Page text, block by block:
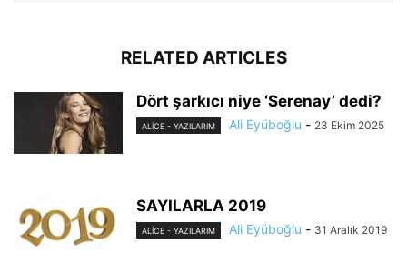
RELATED ARTICLES
Dört şarkıcı niye ‘Serenay’ dedi?
ALİCE - YAZILARIM Ali Eyüboğlu - 23 Ekim 2025
SAYILARLA 2019
ALİCE - YAZILARIM Ali Eyüboğlu - 31 Aralık 2019